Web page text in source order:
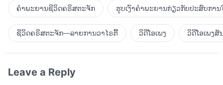
ຄຳພະຍານຊີວິດຄຣິສຕະຈັກ ຮູບເງົາຄຳພະຍານກ່ຽວກັບປະສົບກາ
ຊີວິດຄຣິສຕະຈັກ—ລາຍການວາໄຣຕີ້ ວິດີໂອເພງ ວິດີໂອເພງສັ
Leave a Reply